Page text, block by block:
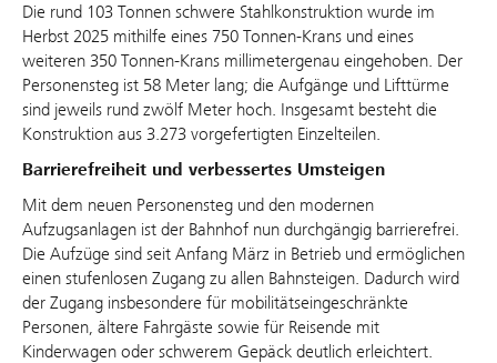
Die rund 103 Tonnen schwere Stahlkonstruktion wurde im
Herbst 2025 mithilfe eines 750 Tonnen-Krans und eines
weiteren 350 Tonnen-Krans millimetergenau eingehoben. Der
Personensteg ist 58 Meter lang; die Aufgänge und Lifttürme
sind jeweils rund zwölf Meter hoch. Insgesamt besteht die
Konstruktion aus 3.273 vorgefertigten Einzelteilen.
Barrierefreiheit und verbessertes Umsteigen
Mit dem neuen Personensteg und den modernen
Aufzugsanlagen ist der Bahnhof nun durchgängig barrierefrei.
Die Aufzüge sind seit Anfang März in Betrieb und ermöglichen
einen stufenlosen Zugang zu allen Bahnsteigen. Dadurch wird
der Zugang insbesondere für mobilitätseingeschränkte
Personen, ältere Fahrgäste sowie für Reisende mit
Kinderwagen oder schwerem Gepäck deutlich erleichtert.